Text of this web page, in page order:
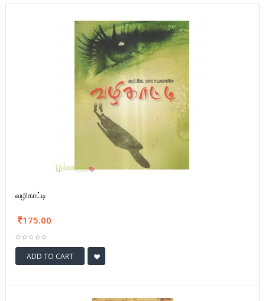
வழிகாட்டி
175.00
ADD TO CART